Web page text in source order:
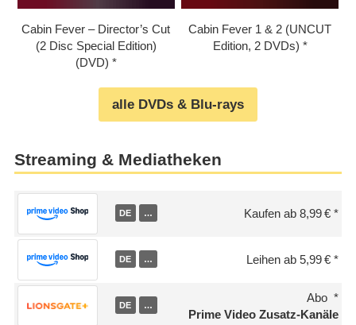
Cabin Fever – Director’s Cut
(2 Disc Special Edition)
(DVD)
Cabin Fever 1 & 2 (UNCUT
Edition, 2 DVDs)
alle DVDs & Blu-rays
Streaming & Mediatheken
DE … Kaufen ab 8,99 €
DE … Leihen ab 5,99 €
DE …
Abo
Prime Video Zusatz-Kanäle